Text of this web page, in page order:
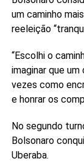
um caminho
reeleição
“Escolhi o
imaginar que
vezes como
e honrar os
No segundo
Bolsonaro
Uberaba.